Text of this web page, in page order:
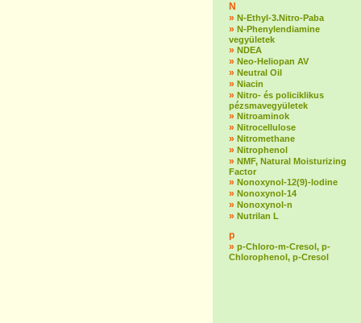
N
» N-Ethyl-3.Nitro-Paba
» N-Phenylendiamine
vegyületek
» NDEA
» Neo-Heliopan AV
» Neutral Oil
» Niacin
» Nitro- és policiklikus
pézsmavegyületek
» Nitroaminok
» Nitrocellulose
» Nitromethane
» Nitrophenol
» NMF, Natural Moisturizing
Factor
» Nonoxynol-12(9)-lodine
» Nonoxynol-14
» Nonoxynol-n
» Nutrilan L
p
» p-Chloro-m-Cresol, p-
Chlorophenol, p-Cresol